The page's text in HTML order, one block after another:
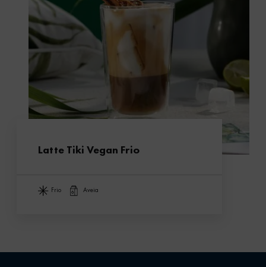
Latte Tiki Vegan Frio
frio aveia